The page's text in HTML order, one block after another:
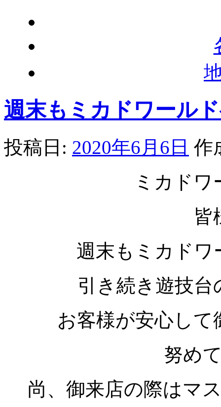
週末もミカドワール
投稿日: 2020年6月6日 作
ミカドワ
皆
週末もミカドワ
引き続き遊技台
お客様が安心し
努め
尚、御来店の際はマ